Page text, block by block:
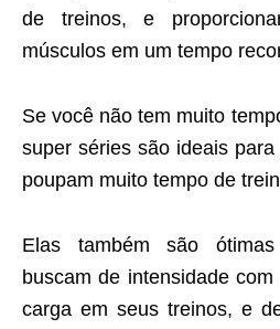
de treinos, e
músculos em um tempo
Se você não tem muito
super séries são ideais
poupam muito tempo de
Elas também são
buscam de intensidade
carga em seus treinos, e